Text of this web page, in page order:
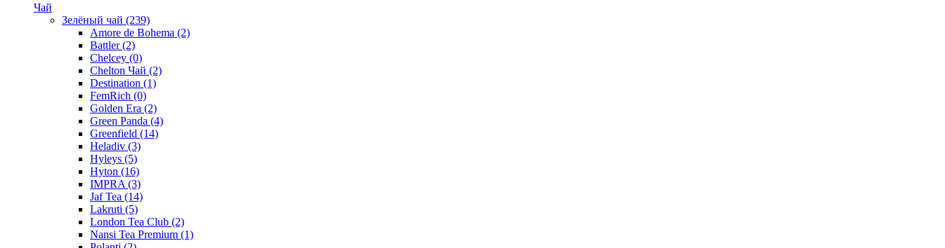
Чай
Зелёный чай (239)
Amore de Bohema (2)
Battler(2)
Chelcey (0)
Chelton Чай (2)
Destination (1)
FemRich (0)
Golden Era (2)
Green Panda (4)
Greenfield (14)
Heladiv (3)
Hyleys (5)
Hyton (16)
IMPRA (3)
Jaf Tea (14)
Lakruti (5)
London Tea Club (2)
Nansi Tea Premium (1)